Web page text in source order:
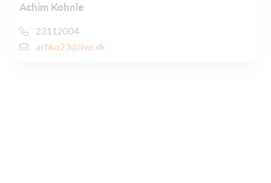
Achim Kohnle
23112004
achko23@live.dk